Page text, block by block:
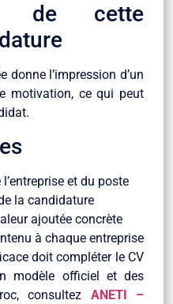
de cette
donne l’impression d’un
motivation, ce qui peut
et du poste
la candidature
ajoutée concrète
à chaque entreprise
doit compléter le CV
modèle officiel et des
consultez ANETI –